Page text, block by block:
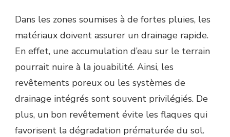
Dans les zones soumises à de fortes pluies, les
matériaux doivent assurer un drainage rapide.
En effet, une accumulation d’eau sur le terrain
pourrait nuire à la jouabilité. Ainsi, les
revêtements poreux ou les systèmes de
drainage intégrés sont souvent privilégiés. De
plus, un bon revêtement évite les flaques qui
favorisent la dégradation prématurée du sol.